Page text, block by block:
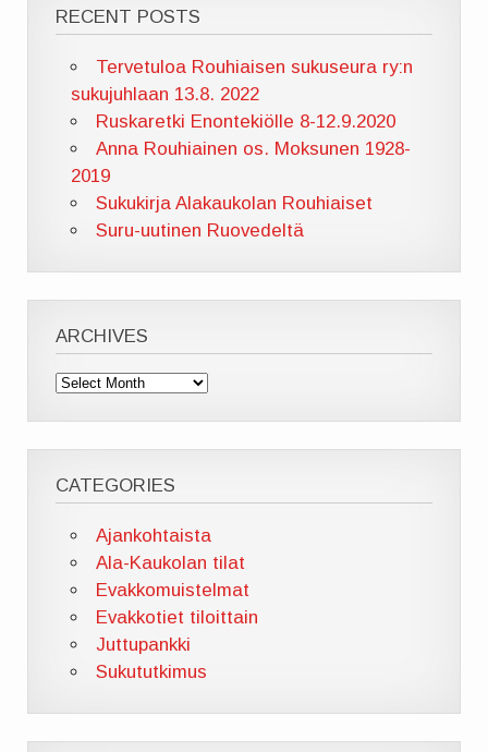
RECENT POSTS
Tervetuloa Rouhiaisen sukuseura ry:n
sukujuhlaan 13.8. 2022
Ruskaretki Enontekiölle 8-12.9.2020
Anna Rouhiainen os. Moksunen 1928-
2019
Sukukirja Alakaukolan Rouhiaiset
Suru-uutinen Ruovedeltä
ARCHIVES
Archives
CATEGORIES
Ajankohtaista
Ala-Kaukolan tilat
Evakkomuistelmat
Evakkotiet tiloittain
Juttupankki
Sukututkimus